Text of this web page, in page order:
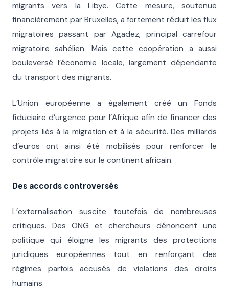
migrants vers la Libye. Cette mesure, soutenue
financièrement par Bruxelles, a fortement réduit les flux
migratoires passant par Agadez, principal carrefour
migratoire sahélien. Mais cette coopération a aussi
bouleversé l’économie locale, largement dépendante
du transport des migrants.
L’Union européenne a également créé un Fonds
fiduciaire d’urgence pour l’Afrique afin de financer des
projets liés à la migration et à la sécurité. Des milliards
d’euros ont ainsi été mobilisés pour renforcer le
contrôle migratoire sur le continent africain.
Des accords controversés
L’externalisation suscite toutefois de nombreuses
critiques. Des ONG et chercheurs dénoncent une
politique qui éloigne les migrants des protections
juridiques européennes tout en renforçant des
régimes parfois accusés de violations des droits
humains.